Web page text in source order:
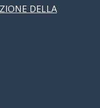
DELLA